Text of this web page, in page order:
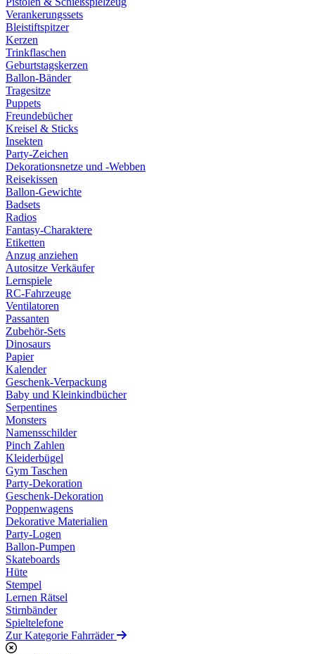
Verankerungssets
Bleistiftspitzer
Kerzen
Trinkflaschen
Geburtstagskerzen
Ballon-Bänder
Tragesitze
Puppets
Freundebücher
Kreisel & Sticks
Insekten
Party-Zeichen
Dekorationsnetze und -Webben
Reisekissen
Ballon-Gewichte
Badsets
Radios
Fantasy-Charaktere
Etiketten
Anzug anziehen
Autositze Verkäufer
Lernspiele
RC-Fahrzeuge
Ventilatoren
Passanten
Zubehör-Sets
Dinosaurs
Papier
Kalender
Geschenk-Verpackung
Baby und Kleinkindbücher
Serpentines
Monsters
Namensschilder
Pinch Zahlen
Kleiderbügel
Gym Taschen
Party-Dekoration
Geschenk-Dekoration
Poppenwagens
Dekorative Materialien
Party-Logen
Ballon-Pumpen
Skateboards
Hüte
Stempel
Lernen Rätsel
Stirnbänder
Spieltelefone
Zur Kategorie Fahrräder